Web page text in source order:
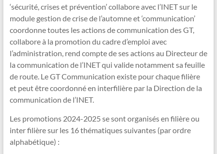
‘sécurité, crises et prévention’ collabore avec l’INET sur le
module gestion de crise de l’automne et ‘communication’
coordonne toutes les actions de communication des GT,
collabore à la promotion du cadre d’emploi avec
l’administration, rend compte de ses actions au Directeur de
la communication de l’INET qui valide notamment sa feuille
de route. Le GT Communication existe pour chaque filière
et peut être coordonné en interfilière par la Direction de la
communication de l’INET.
Les promotions 2024-2025 se sont organisés en filière ou
inter filière sur les 16 thématiques suivantes (par ordre
alphabétique) :